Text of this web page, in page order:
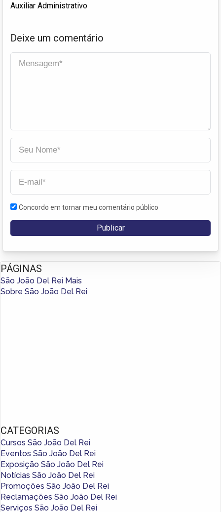
Auxiliar Administrativo
Deixe um comentário
Concordo em tornar meu comentário público
PÁGINAS
São João Del Rei Mais
Sobre São João Del Rei
CATEGORIAS
Cursos São João Del Rei
Eventos São João Del Rei
Exposição São João Del Rei
Notícias São João Del Rei
Promoções São João Del Rei
Reclamações São João Del Rei
Serviços São João Del Rei